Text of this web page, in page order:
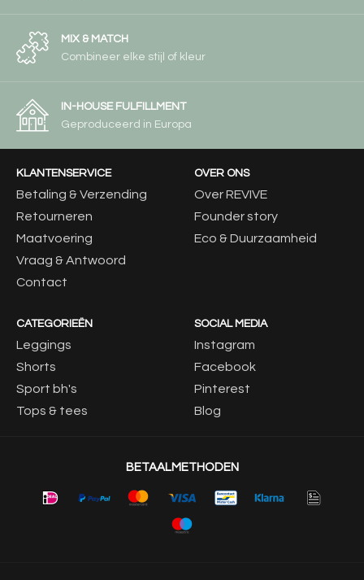
MIX & MATCH
Combineer elke stijl of kleur
IN-HOUSE FULFILLMENT
Geproduceerd in Europa
KLANTENSERVICE
Betaling & Verzending
Retourneren
Maatvoering
Vraag & Antwoord
Contact
OVER ONS
Over REVIVE
Founder story
Eco & Duurzaamheid
CATEGORIEËN
Leggings
Shorts
Sport bh's
Tops & tees
SOCIAL MEDIA
Instagram
Facebook
Pinterest
Blog
BETAALMETHODEN